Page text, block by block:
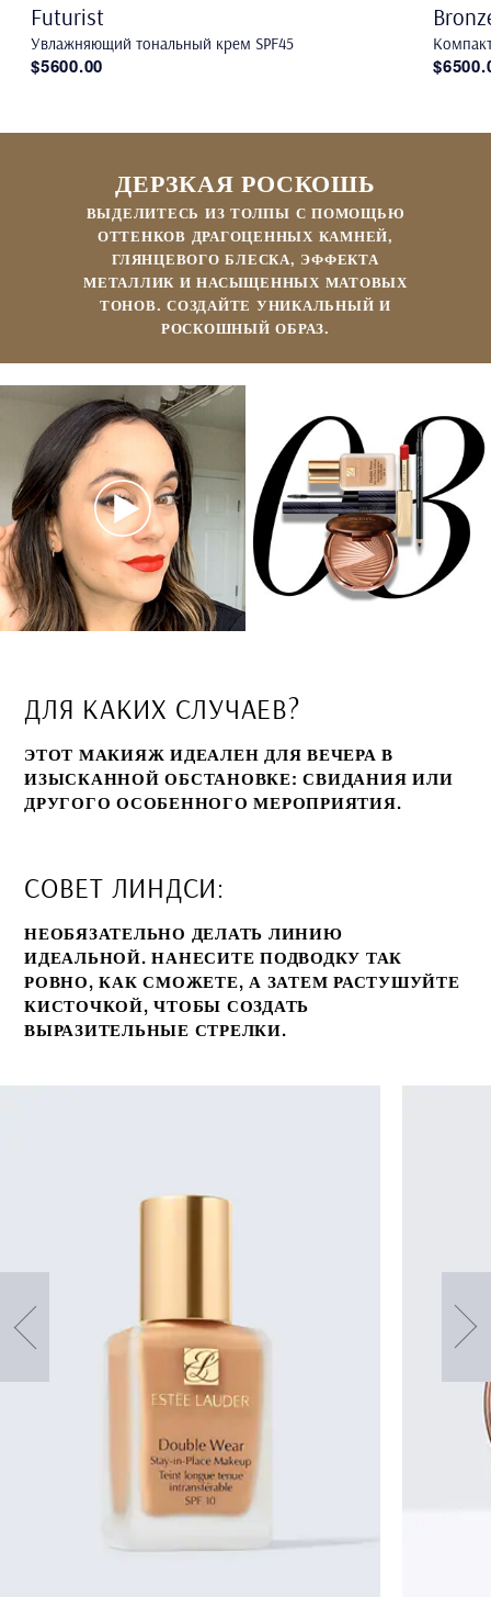
Futurist
Увлажняющий тональный крем SPF45
$5600.00
ДЕРЗКАЯ РОСКОШЬ
ВЫДЕЛИТЕСЬ ИЗ ТОЛПЫ С ПОМОЩЬЮ
ОТТЕНКОВ ДРАГОЦЕННЫХ КАМНЕЙ,
ГЛЯНЦЕВОГО БЛЕСКА, ЭФФЕКТА
МЕТАЛЛИК И НАСЫЩЕННЫХ МАТОВЫХ
ТОНОВ. СОЗДАЙТЕ УНИКАЛЬНЫЙ И
РОСКОШНЫЙ ОБРАЗ.
ДЛЯ КАКИХ СЛУЧАЕВ?
ЭТОТ МАКИЯЖ ИДЕАЛЕН ДЛЯ ВЕЧЕРА В
ИЗЫСКАННОЙ ОБСТАНОВКЕ: СВИДАНИЯ ИЛИ
ДРУГОГО ОСОБЕННОГО МЕРОПРИЯТИЯ.
СОВЕТ ЛИНДСИ:
НЕОБЯЗАТЕЛЬНО ДЕЛАТЬ ЛИНИЮ
ИДЕАЛЬНОЙ. НАНЕСИТЕ ПОДВОДКУ ТАК
РОВНО, КАК СМОЖЕТЕ, А ЗАТЕМ РАСТУШУЙТЕ
КИСТОЧКОЙ, ЧТОБЫ СОЗДАТЬ
ВЫРАЗИТЕЛЬНЫЕ СТРЕЛКИ.